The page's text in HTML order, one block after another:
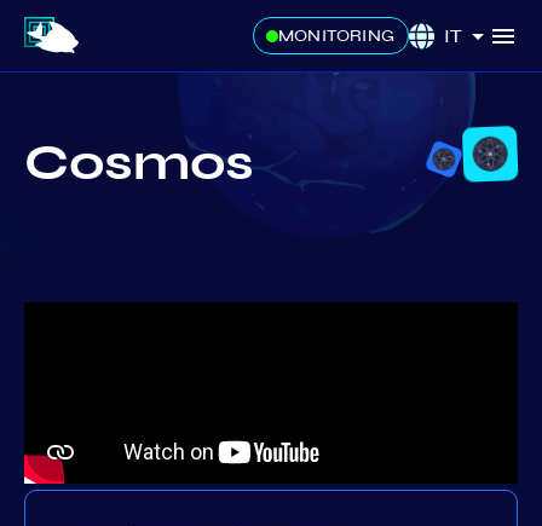
MONITORING IT
Cosmos